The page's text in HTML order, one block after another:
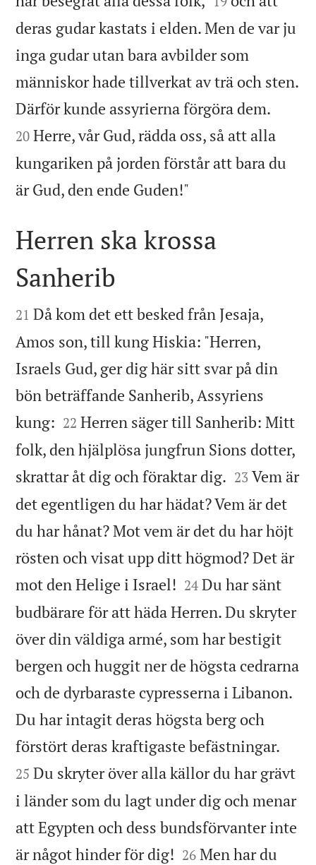
deras gudar kastats i elden. Men de var ju
inga gudar utan bara avbilder som
människor hade tillverkat av trä och sten.
Därför kunde assyrierna förgöra dem.
20 Herre, vår Gud, rädda oss, så att alla
kungariken på jorden förstår att bara du
är Gud, den ende Guden!"

Herren ska krossa
Sanherib

21 Då kom det ett besked från Jesaja,
Amos son, till kung Hiskia: "Herren,
Israels Gud, ger dig här sitt svar på din
bön beträffande Sanherib, Assyriens
kung: 

22 Herren säger till Sanherib: Mitt
folk, den hjälplösa jungfrun Sions dotter,
skrattar åt dig och föraktar dig. 

23 Vem är
det egentligen du har hädat? Vem är det
du har hånat? Mot vem är det du har höjt
rösten och visat upp ditt högmod? Det är
mot den Helige i Israel! 

24 Du har sänt
budbärare för att häda Herren. Du skryter
över din väldiga armé, som har bestigit
bergen och huggit ner de högsta cedrarna
och de dyrbaraste cypresserna i Libanon.
Du har intagit deras högsta berg och
förstört deras kraftigaste befästningar.
25 Du skryter över alla källor du har grävt
i länder som du lagt under dig och menar
att Egypten och dess bundsförvanter inte
är något hinder för dig! 

26 Men har du